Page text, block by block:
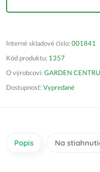
Interné skladové číslo: 001841
Kód produktu: 1357
O výrobcovi: GARDEN
Dostupnosť: Vypredané
Popis Na